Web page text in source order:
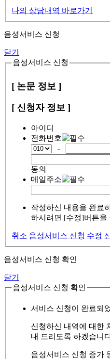
나의 상담내역 바로가기
음성서비스 신청
닫기
음성서비스 신청
[ 논문 정보 ]
[ 신청자 정보 ]
아이디
전화번호
-
동의
메일주소
작성하신 내용을 완료
하시려면 [수정]버튼을
취소 음성서비스 신청 수정
음성서비스 신청 확인
닫기
음성서비스 신청 확인
서비스 신청이 완료되
신청하신 내역에 대한
내 드리도록 하겠습니
음성서비스 신청 증가